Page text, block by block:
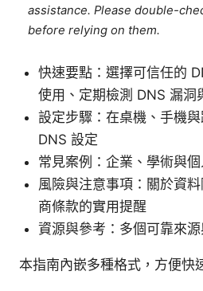
assistance. Please double-
before relying on them.
快速要點：選擇可信任的
使用、定期檢測 DNS 漏洞
設定步驟：在桌機、手機
DNS 設定
常見案例：企業、學術與
風險與注意事項：關於資
商條款的實用提醒
資源與參考：多個可靠來
本指南內嵌多種格式，方便快